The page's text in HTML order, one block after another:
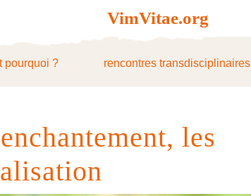
VimVitae.org
pourquoi ? rencontres transdisciplinaires
les